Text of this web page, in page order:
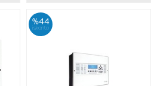
%44
iskonto